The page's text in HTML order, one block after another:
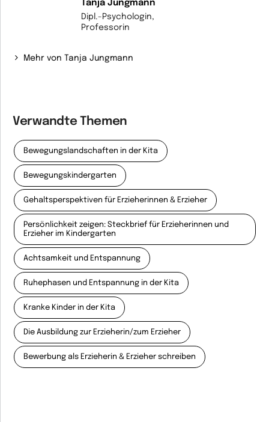
Tanja Jungmann
Dipl.-Psychologin,
Professorin
Mehr von Tanja Jungmann
Verwandte Themen
Bewegungslandschaften in der Kita
Bewegungskindergarten
Gehaltsperspektiven für Erzieherinnen & Erzieher
Persönlichkeit zeigen: Steckbrief für Erzieherinnen und
Erzieher im Kindergarten
Achtsamkeit und Entspannung
Ruhephasen und Entspannung in der Kita
Kranke Kinder in der Kita
Die Ausbildung zur Erzieherin/zum Erzieher
Bewerbung als Erzieherin & Erzieher schreiben